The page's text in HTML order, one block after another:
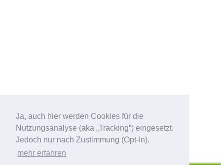
Ja, auch hier werden Cookies für die
Nutzungsanalyse (aka „Tracking”) eingesetzt.
Jedoch nur nach Zustimmung (Opt-In).
mehr erfahren